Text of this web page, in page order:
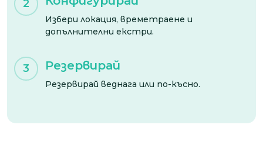
2
Избери локация, времетраене и
допълнителни екстри.
3 Резервирай
Резервирай веднага или по-късно.